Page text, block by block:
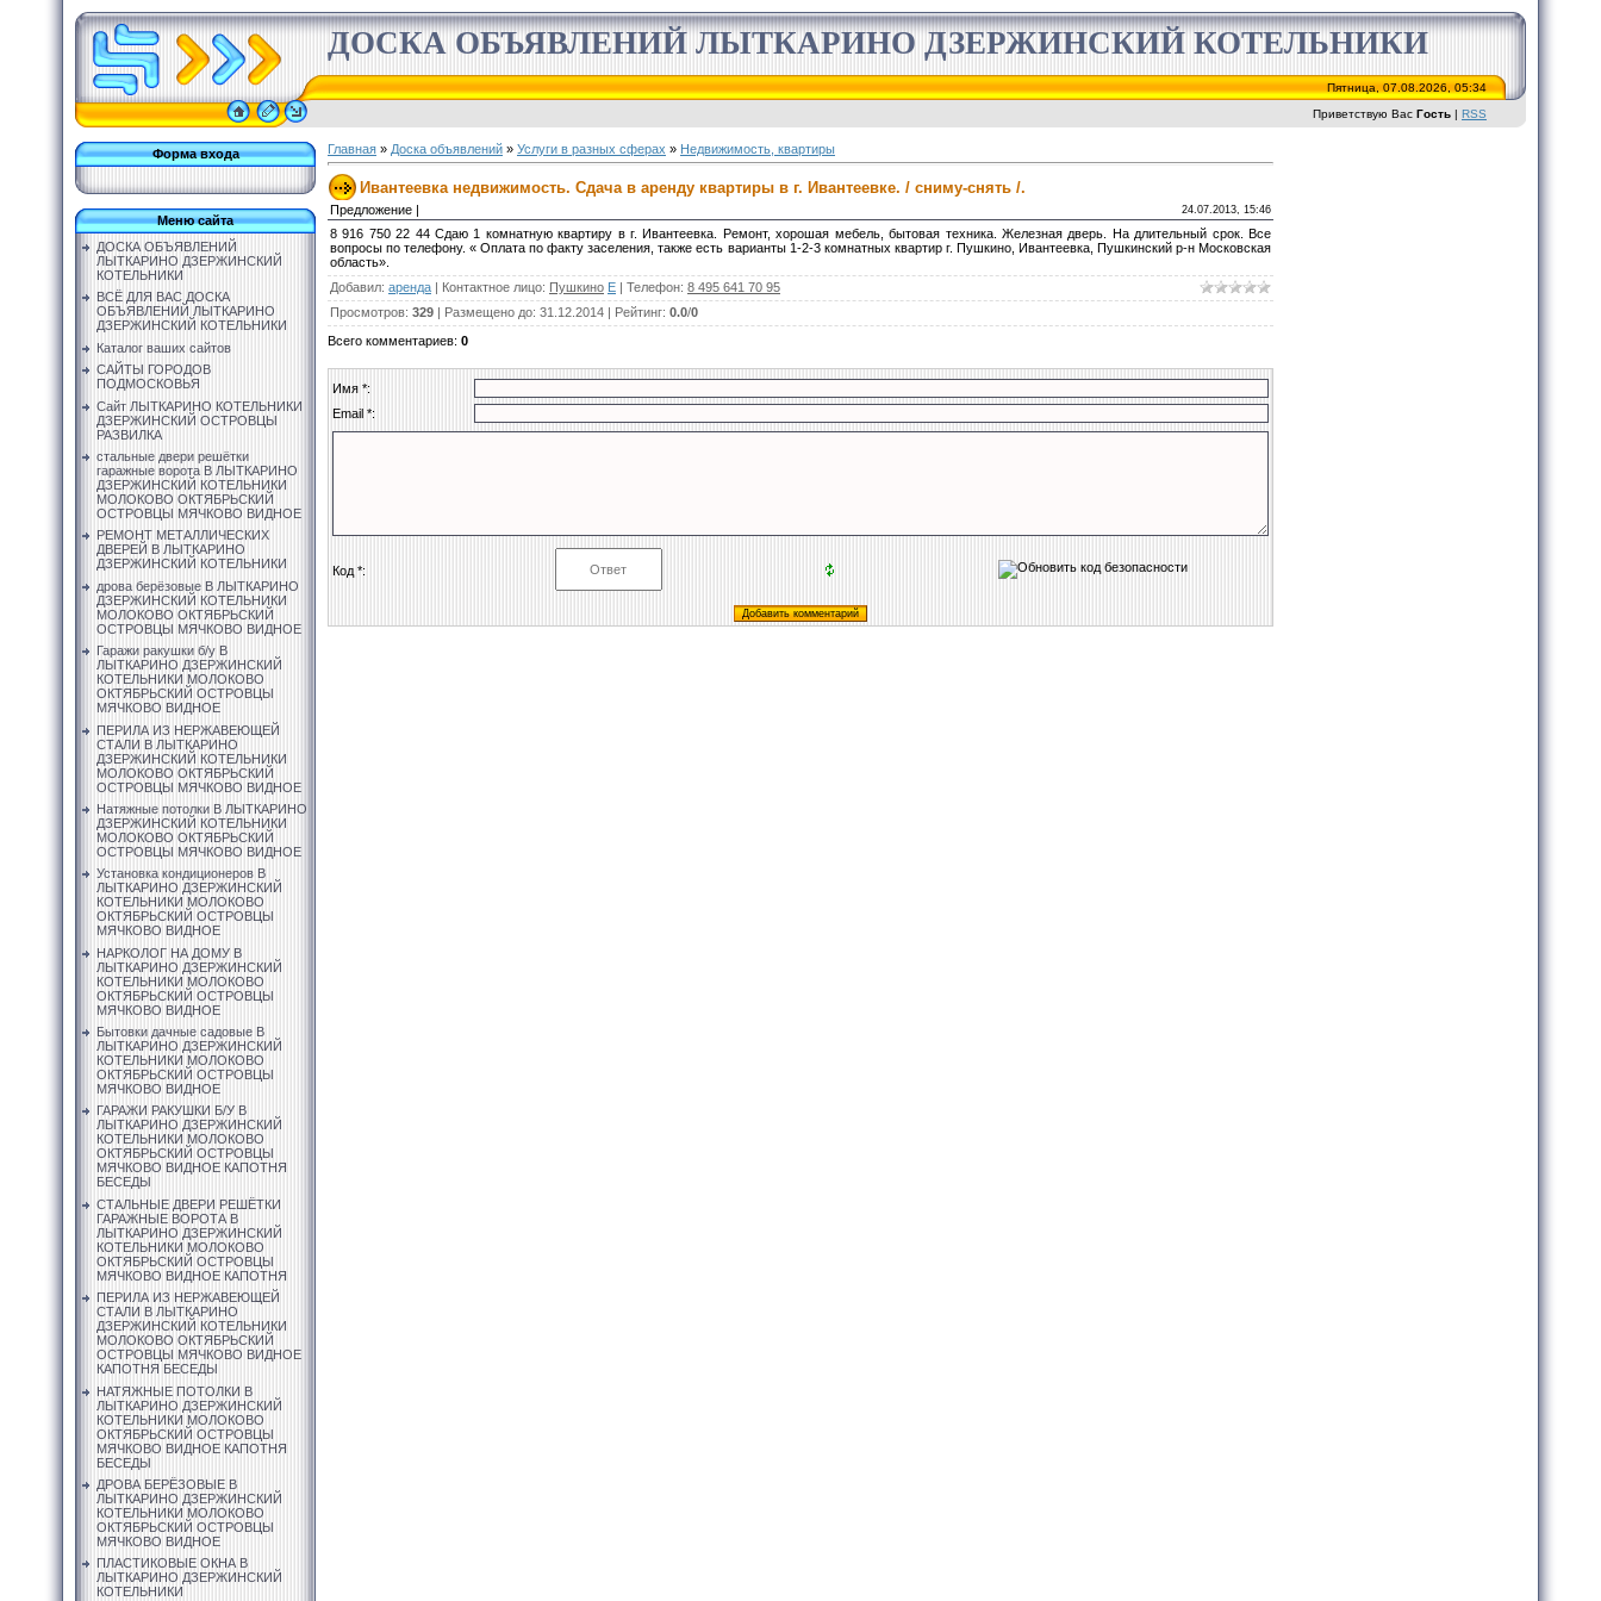
ДОСКА ОБЪЯВЛЕНИЙ ЛЫТКАРИНО ДЗЕРЖИНСКИЙ КОТЕЛЬНИКИ
Пятница, 07.08.2026, 05:34
Приветствую Вас Гость | RSS
Форма входа
Меню сайта
ДОСКА ОБЪЯВЛЕНИЙ
ЛЫТКАРИНО ДЗЕРЖИНСКИЙ
КОТЕЛЬНИКИ
ВСЁ ДЛЯ ВАС ДОСКА
ОБЪЯВЛЕНИЙ ЛЫТКАРИНО
ДЗЕРЖИНСКИЙ КОТЕЛЬНИКИ
Каталог ваших сайтов
САЙТЫ ГОРОДОВ
ПОДМОСКОВЬЯ
Сайт ЛЫТКАРИНО КОТЕЛЬНИКИ
ДЗЕРЖИНСКИЙ ОСТРОВЦЫ
РАЗВИЛКА
стальные двери решётки
гаражные ворота В ЛЫТКАРИНО
ДЗЕРЖИНСКИЙ КОТЕЛЬНИКИ
МОЛОКОВО ОКТЯБРЬСКИЙ
ОСТРОВЦЫ МЯЧКОВО ВИДНОЕ
РЕМОНТ МЕТАЛЛИЧЕСКИХ
ДВЕРЕЙ В ЛЫТКАРИНО
ДЗЕРЖИНСКИЙ КОТЕЛЬНИКИ
дрова берёзовые В ЛЫТКАРИНО
ДЗЕРЖИНСКИЙ КОТЕЛЬНИКИ
МОЛОКОВО ОКТЯБРЬСКИЙ
ОСТРОВЦЫ МЯЧКОВО ВИДНОЕ
Гаражи ракушки б/у В
ЛЫТКАРИНО ДЗЕРЖИНСКИЙ
КОТЕЛЬНИКИ МОЛОКОВО
ОКТЯБРЬСКИЙ ОСТРОВЦЫ
МЯЧКОВО ВИДНОЕ
ПЕРИЛА ИЗ НЕРЖАВЕЮЩЕЙ
СТАЛИ В ЛЫТКАРИНО
ДЗЕРЖИНСКИЙ КОТЕЛЬНИКИ
МОЛОКОВО ОКТЯБРЬСКИЙ
ОСТРОВЦЫ МЯЧКОВО ВИДНОЕ
Натяжные потолки В ЛЫТКАРИНО
ДЗЕРЖИНСКИЙ КОТЕЛЬНИКИ
МОЛОКОВО ОКТЯБРЬСКИЙ
ОСТРОВЦЫ МЯЧКОВО ВИДНОЕ
Установка кондиционеров В
ЛЫТКАРИНО ДЗЕРЖИНСКИЙ
КОТЕЛЬНИКИ МОЛОКОВО
ОКТЯБРЬСКИЙ ОСТРОВЦЫ
МЯЧКОВО ВИДНОЕ
НАРКОЛОГ НА ДОМУ В
ЛЫТКАРИНО ДЗЕРЖИНСКИЙ
КОТЕЛЬНИКИ МОЛОКОВО
ОКТЯБРЬСКИЙ ОСТРОВЦЫ
МЯЧКОВО ВИДНОЕ
Бытовки дачные садовые В
ЛЫТКАРИНО ДЗЕРЖИНСКИЙ
КОТЕЛЬНИКИ МОЛОКОВО
ОКТЯБРЬСКИЙ ОСТРОВЦЫ
МЯЧКОВО ВИДНОЕ
ГАРАЖИ РАКУШКИ Б/У В
ЛЫТКАРИНО ДЗЕРЖИНСКИЙ
КОТЕЛЬНИКИ МОЛОКОВО
ОКТЯБРЬСКИЙ ОСТРОВЦЫ
МЯЧКОВО ВИДНОЕ КАПОТНЯ
БЕСЕДЫ
СТАЛЬНЫЕ ДВЕРИ РЕШЁТКИ
ГАРАЖНЫЕ ВОРОТА В
ЛЫТКАРИНО ДЗЕРЖИНСКИЙ
КОТЕЛЬНИКИ МОЛОКОВО
ОКТЯБРЬСКИЙ ОСТРОВЦЫ
МЯЧКОВО ВИДНОЕ КАПОТНЯ
ПЕРИЛА ИЗ НЕРЖАВЕЮЩЕЙ
СТАЛИ В ЛЫТКАРИНО
ДЗЕРЖИНСКИЙ КОТЕЛЬНИКИ
МОЛОКОВО ОКТЯБРЬСКИЙ
ОСТРОВЦЫ МЯЧКОВО ВИДНОЕ
КАПОТНЯ БЕСЕДЫ
НАТЯЖНЫЕ ПОТОЛКИ В
ЛЫТКАРИНО ДЗЕРЖИНСКИЙ
КОТЕЛЬНИКИ МОЛОКОВО
ОКТЯБРЬСКИЙ ОСТРОВЦЫ
МЯЧКОВО ВИДНОЕ КАПОТНЯ
БЕСЕДЫ
ДРОВА БЕРЁЗОВЫЕ В
ЛЫТКАРИНО ДЗЕРЖИНСКИЙ
КОТЕЛЬНИКИ МОЛОКОВО
ОКТЯБРЬСКИЙ ОСТРОВЦЫ
МЯЧКОВО ВИДНОЕ
ПЛАСТИКОВЫЕ ОКНА В
ЛЫТКАРИНО ДЗЕРЖИНСКИЙ
КОТЕЛЬНИКИ
Главная » Доска объявлений » Услуги в разных сферах » Недвижимость, квартиры
Ивантеевка недвижимость. Сдача в аренду квартиры в г. Ивантеевке. / сниму-снять /.
Предложение | 24.07.2013, 15:46
8 916 750 22 44 Сдаю 1 комнатную квартиру в г. Ивантеевка. Ремонт, хорошая мебель, бытовая техника. Железная дверь. На длительный срок. Все
вопросы по телефону. « Оплата по факту заселения, также есть варианты 1-2-3 комнатных квартир г. Пушкино, Ивантеевка, Пушкинский р-н Московская
область».
Добавил: аренда | Контактное лицо: Пушкино E | Телефон: 8 495 641 70 95
Просмотров: 329 | Размещено до: 31.12.2014 | Рейтинг: 0.0/0
Всего комментариев: 0
Имя *:
Email *:
Код *: